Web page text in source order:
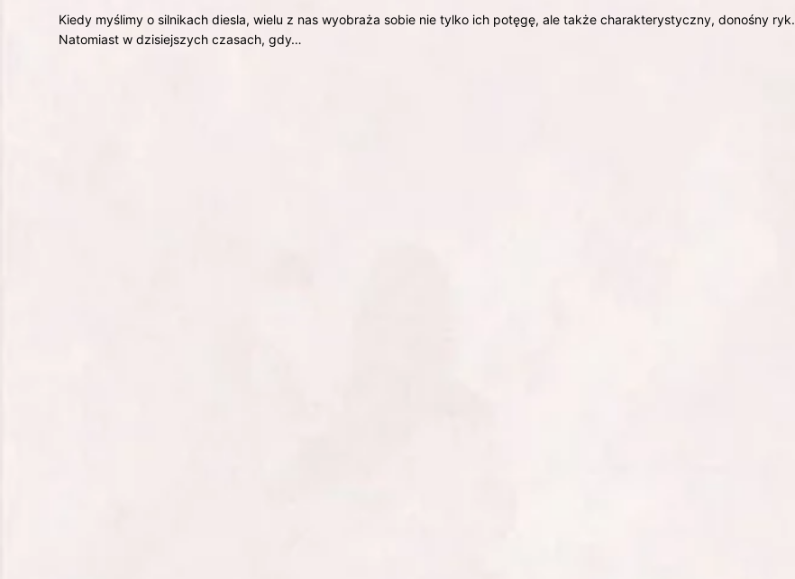
Kiedy myślimy o silnikach diesla, wielu z nas wyobraża sobie nie tylko ich potęgę, ale także charakterystyczny, donośny ryk.
Natomiast w dzisiejszych czasach, gdy…